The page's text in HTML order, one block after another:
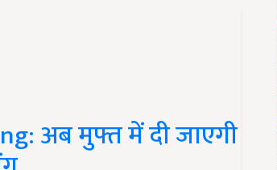
अब मुफ्त में दी जाएगी